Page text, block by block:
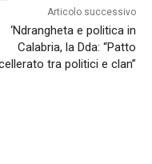
Articolo successivo
‘Ndrangheta e politica in
Calabria, la Dda: “Patto
tra politici e clan”